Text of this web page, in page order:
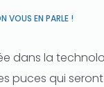
VOUS EN PARLE !
dans la
puces qui